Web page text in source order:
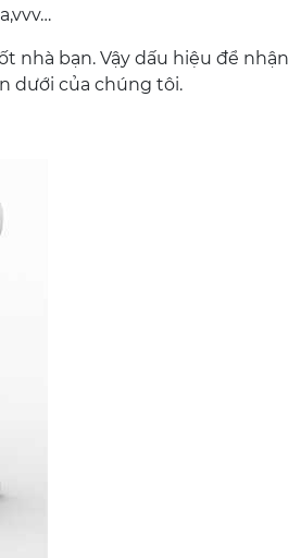
nhà bạn. Vậy dấu hiệu để nhận
dưới của chúng tôi.